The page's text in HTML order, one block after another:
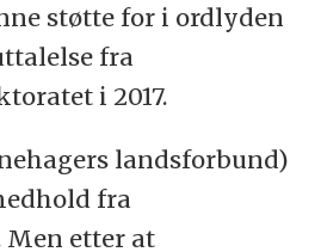
støtte for i ordlyden
fra
i 2017.
landsforbund)
fra
Men etter at